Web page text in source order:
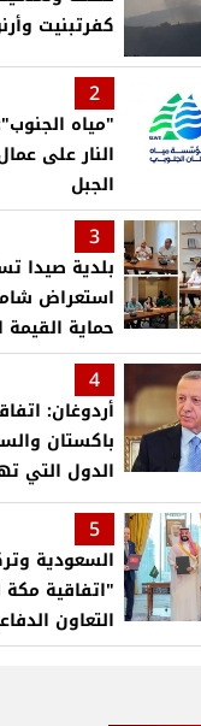
كفرتبنيت
2
"مياه
النار على
الجبل
3
بلدية صيدا
استعراض
حماية القيمة
4
أردوغان:
باكستان
الدول التي
بمنطقتنا
5
السعودية
"اتفاقية مكة
التعاون